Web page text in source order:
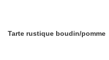
Tarte rustique boudin/pomme